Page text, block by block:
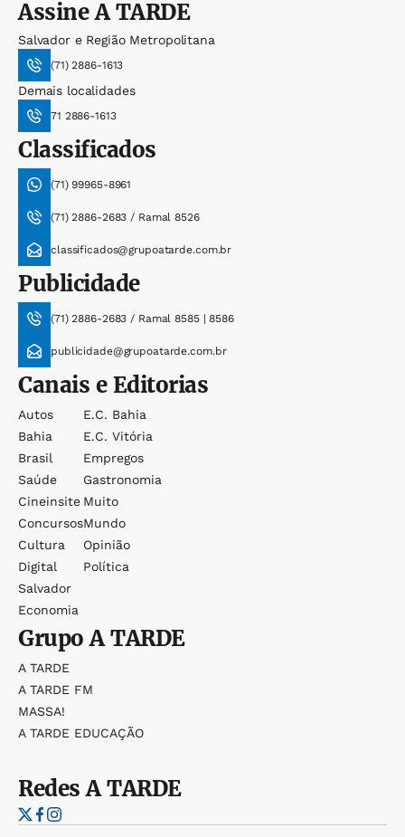
AssineA TARDE
Salvador e Região Metropolitana
(71) 2886-1613
Demais localidades
71 2886-1613
Classificados
(71) 99965-8961
(71) 2886-2683 / Ramal 8526
classificados@grupoatarde.com.br
Publicidade
(71) 2886-2683 / Ramal 8585 | 8586
publicidade@grupoatarde.com.br
Canais e Editorias
Autos
Bahia
Brasil
Saúde
Cineinsite
Concursos
Cultura
Digital
Salvador
Economia
E.c. Bahia
E.c. Vitória
Empregos
Gastronomia
Muito
Mundo
Opinião
Política
GrupoA TARDE
A TARDE
A TARDE FM
MASSA!
A TARDE EDUCAÇÃO
RedesA TARDE